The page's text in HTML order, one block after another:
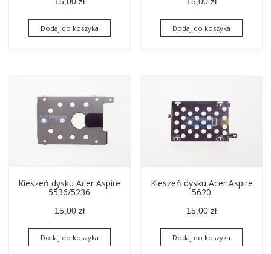
Dodaj do koszyka Dodaj do koszyka
Kieszeń dysku Acer Aspire
5536/5236
15,00 zł
Dodaj do koszyka
Kieszeń dysku Acer Aspire
5620
15,00zł
Dodaj do koszyka